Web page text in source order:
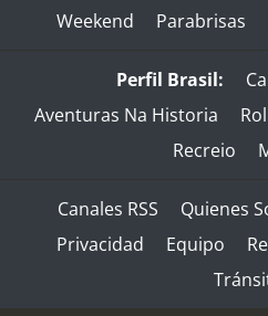
Weekend
Parabrisas
Perfil Brasil:
Aventuras Na Historia
Recreio
Canales RSS Quienes
Privacidad
Equipo